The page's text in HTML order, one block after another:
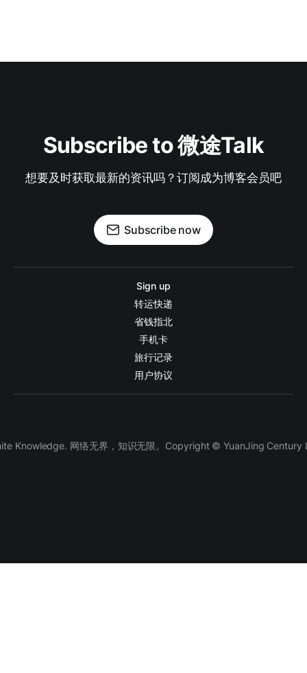
Subscribe to 微途Talk
想要及时获取最新的资讯吗？订阅成为博客会员吧
Subscribe now
Sign up
转运快递
省钱指北
手机卡
旅行记录
用户协议
Knowledge. 网络无界，知识无限。Copyright © YuanJing Century